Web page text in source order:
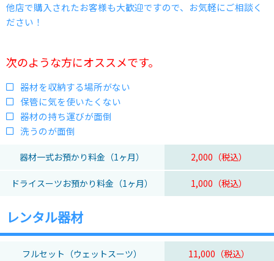
他店で購入されたお客様も大歓迎ですので、お気軽にご相談く
ださい！
次のような方にオススメです。
器材を収納する場所がない
保管に気を使いたくない
器材の持ち運びが面倒
洗うのが面倒
器材一式お預かり料金（1ヶ月） 2,000（税込）
ドライスーツお預かり料金（1ヶ月） 1,000（税込）
レンタル器材
フルセット（ウェットスーツ） 11,000（税込）